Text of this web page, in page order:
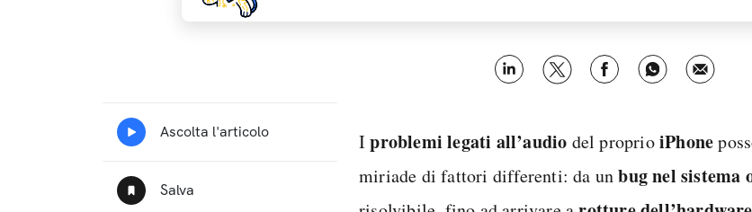
Iproblemi legati all’audio del proprioiPhone
miriade di fattori differenti: da unbug nel sistema